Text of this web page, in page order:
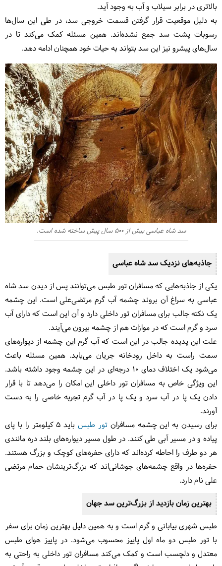
بالاتری در برابر سیلاب و آب به وجود آید.
به دلیل موقعیت قرار گرفتن قسمت خروجی سد، در طی این سال‌ها
رسوبات پشت سد جمع نشده‌اند. همین مسئله کمک می‌کند تا در
سال‌های پیشرو نیز این سد بتواند به حیات خود همچنان ادامه دهد.
سد شاه عباسی بیش از 500 سال پیش ساخته شده است.
جاذبه‌های نزدیک سد شاه عباسی
یکی از جاذبه‌هایی که مسافران تور طبس می‌توانند پس از دیدن سد شاه
عباسی به سراغ آن بروند چشمه آب گرم مرتضی‌علی است. این چشمه
یک نکته جالب برای مسافران تور داخلی دارد و آن این است که دارای آب
سرد و گرم است که در موازات هم از چشمه بیرون می‌آیند.
علت این پدیده جالب در این است که آب گرم این چشمه از دیواره‌های
سمت راست به داخل رودخانه جریان می‌یابد. همین مسئله باعث
می‌شود یک اختلاف دمای ۱۰ درجه‌ای در این چشمه وجود داشته باشد.
این ویژگی خاص به مسافران تور داخلی این امکان را می‌دهد تا با قرار
دادن یک پا در آب سرد و یک پا در آب گرم تجربه خاصی را به دست
آورند.
برای رسیدن به این چشمه مسافرانتور طبس
باید ۵ کیلومتر را با پای
پیاده و در مسیر آبی طی کنند. در طول مسیر دیواره‌های بلند دره مانندی
هر دو طرف را احاطه کرده‌اند که دارای حفره‌های کوچک و بزرگ هستند.
حفره‌ها در واقع چشمه‌های جوشانی‌اند که بزرگ‌ترینشان حمام مرتضی
علی نام دارد.
بهترین زمان بازدید از بزرگ‌ترین سد جهان
طبس شهری بیابانی و گرم است و به همین دلیل بهترین زمان برای سفر
با تور طبس دو ماه اول پاییز محسوب می‌شود. در پاییز هوای طبس
معتدل و دلچسب است و کمک می‌کند مسافران تور داخلی به راحتی به